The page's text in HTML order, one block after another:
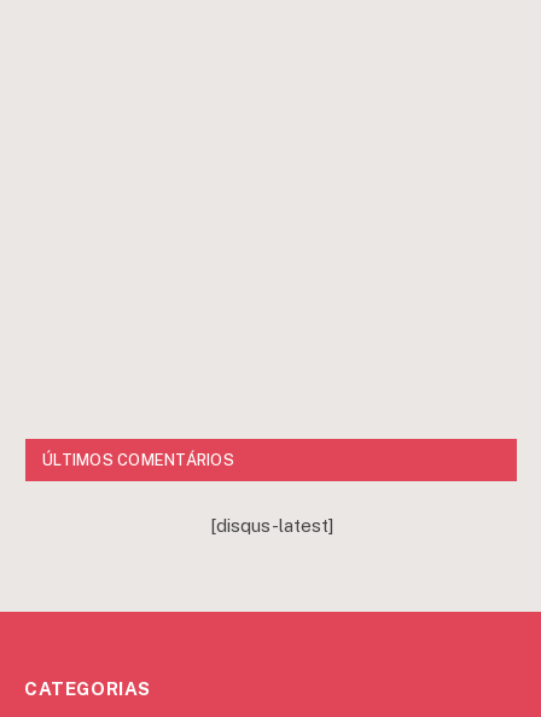
ÚLTIMOS COMENTÁRIOS
[disqus-latest]
CATEGORIAS